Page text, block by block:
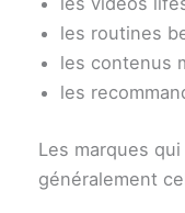
les routines
les contenus
les
Les marques
généralement